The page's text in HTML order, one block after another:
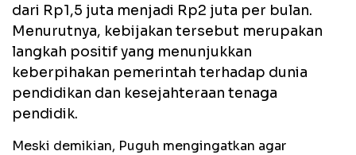
dari Rp1,5 juta menjadi Rp2 juta per bulan.
Menurutnya, kebijakan tersebut merupakan
langkah positif yang menunjukkan
keberpihakan pemerintah terhadap dunia
pendidikan dan kesejahteraan tenaga
pendidik.
Meski demikian, Puguh mengingatkan agar